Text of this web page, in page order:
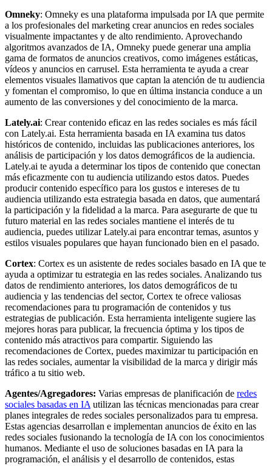
Omneky: Omneky es una plataforma impulsada por IA que permite
a los profesionales del marketing crear anuncios en redes sociales
visualmente impactantes y de alto rendimiento. Aprovechando
algoritmos avanzados de IA, Omneky puede generar una amplia
gama de formatos de anuncios creativos, como imágenes estáticas,
vídeos y anuncios en carrusel. Esta herramienta te ayuda a crear
elementos visuales llamativos que captan la atención de tu audiencia
y fomentan el compromiso, lo que en última instancia conduce a un
aumento de las conversiones y del conocimiento de la marca.
Lately.ai: Crear contenido eficaz en las redes sociales es más fácil
con Lately.ai. Esta herramienta basada en IA examina tus datos
históricos de contenido, incluidas las publicaciones anteriores, los
análisis de participación y los datos demográficos de la audiencia.
Lately.ai te ayuda a determinar los tipos de contenido que conectan
más eficazmente con tu audiencia utilizando estos datos. Puedes
producir contenido específico para los gustos e intereses de tu
audiencia utilizando esta estrategia basada en datos, que aumentará
la participación y la fidelidad a la marca. Para asegurarte de que tu
futuro material en las redes sociales mantiene el interés de tu
audiencia, puedes utilizar Lately.ai para encontrar temas, asuntos y
estilos visuales populares que hayan funcionado bien en el pasado.
Cortex: Cortex es un asistente de redes sociales basado en IA que te
ayuda a optimizar tu estrategia en las redes sociales. Analizando tus
datos de rendimiento anteriores, los datos demográficos de tu
audiencia y las tendencias del sector, Cortex te ofrece valiosas
recomendaciones para tu programación de contenidos y tus
estrategias de publicación. Esta herramienta inteligente sugiere las
mejores horas para publicar, la frecuencia óptima y los tipos de
contenido más atractivos para compartir. Siguiendo las
recomendaciones de Cortex, puedes maximizar tu participación en
las redes sociales, aumentar la visibilidad de la marca y dirigir más
tráfico a tu sitio web.
Agentes/Agregadores: Varias empresas de planificación de redes
sociales basadas en IAutilizan las técnicas mencionadas para crear
planes integrales de redes sociales personalizados para tu empresa.
Estas agencias desarrollan e implementan anuncios de éxito en las
redes sociales fusionando la tecnología de IA con los conocimientos
humanos. Mediante el uso de soluciones basadas en IA para la
programación, el análisis y el desarrollo de contenidos, estas